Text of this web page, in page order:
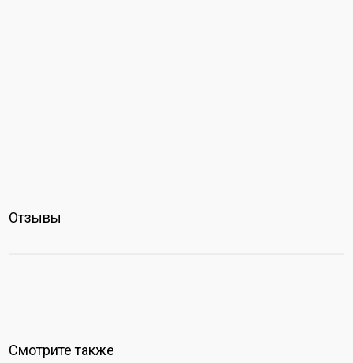
Отзывы
Смотрите также